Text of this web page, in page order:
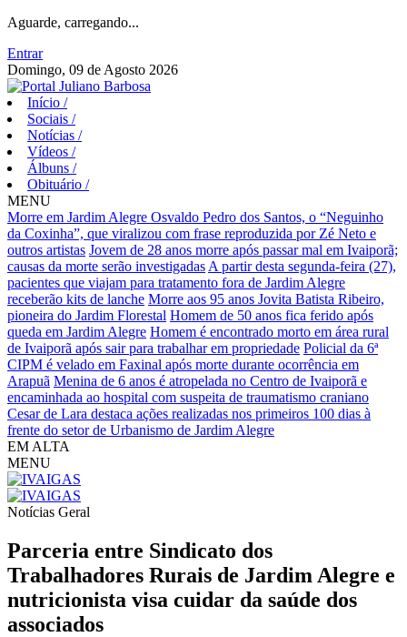
Aguarde, carregando...
Entrar
Domingo, 09 de Agosto 2026
Início /
Sociais /
Notícias /
Vídeos /
Álbuns /
Obituário /
MENU
Morre em Jardim Alegre Osvaldo Pedro dos Santos, o “Neguinho
da Coxinha”, que viralizou com frase reproduzida por Zé Neto e
outros artistas Jovem de 28 anos morre após passar mal em Ivaiporã;
causas da morte serão investigadas A partir desta segunda-feira (27),
pacientes que viajam para tratamento fora de Jardim Alegre
receberão kits de lanche Morre aos 95 anos Jovita Batista Ribeiro,
pioneira do Jardim Florestal Homem de 50 anos fica ferido após
queda em Jardim Alegre Homem é encontrado morto em área rural
de Ivaiporã após sair para trabalhar em propriedade Policial da 6ª
CIPM é velado em Faxinal após morte durante ocorrência em
Arapuã Menina de 6 anos é atropelada no Centro de Ivaiporã e
encaminhada ao hospital com suspeita de traumatismo craniano
Cesar de Lara destaca ações realizadas nos primeiros 100 dias à
frente do setor de Urbanismo de Jardim Alegre
EM ALTA
MENU
Notícias Geral
Parceria entre Sindicato dos
Trabalhadores Rurais de Jardim Alegre e
nutricionista visa cuidar da saúde dos
associados